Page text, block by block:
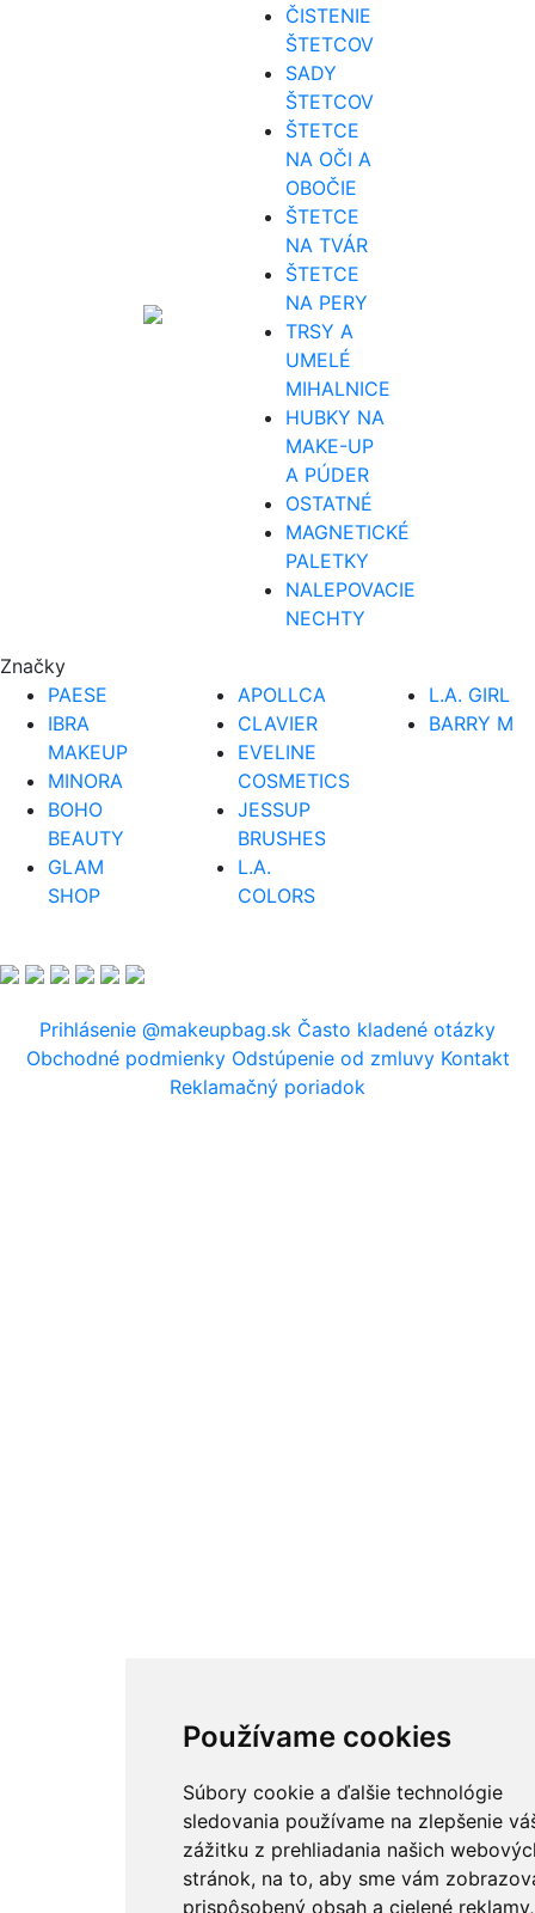
Používame cookies
Súbory cookie a ďalšie technológie
sledovania používame na zlepšenie
zážitku z prehliadania našich
stránok, na to, aby sme vám
prispôsobený obsah a cielené
ČISTENIE
ŠTETCOV
SADY
ŠTETCOV
ŠTETCE
NA OČI A
OBOČIE
ŠTETCE
NA TVÁR
ŠTETCE
NA PERY
TRSY A
UMELÉ
MIHALNICE
HUBKY NA
MAKE-UP
A PÚDER
OSTATNÉ
MAGNETICKÉ
PALETKY
NALEPOVACIE
NECHTY
Značky
PAESE
IBRA
MAKEUP
MINORA
BOHO
BEAUTY
GLAM
SHOP
APOLLCA
CLAVIER
EVELINE
COSMETICS
JESSUP
BRUSHES
L.A.
COLORS
L.A. GIRL
BARRY M
Prihlásenie @makeupbag.sk Často kladené otázky
Obchodné podmienky Odstúpenie od zmluvy Kontakt
Reklamačný poriadok